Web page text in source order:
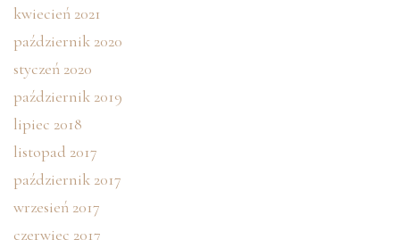
kwiecień 2021
październik 2020
styczeń 2020
październik 2019
lipiec 2018
listopad 2017
październik 2017
wrzesień 2017
czerwiec 2017